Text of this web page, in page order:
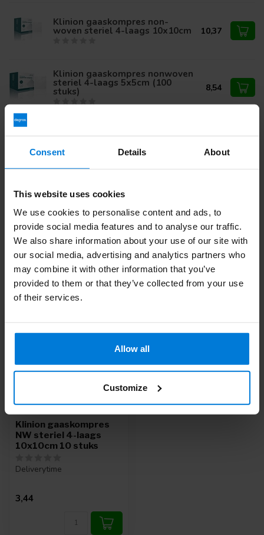
Consent Details About
This website uses cookies
We use cookies to personalise content and ads, to
provide social media features and to analyse our traffic.
We also share information about your use of our site with
our social media, advertising and analytics partners who
may combine it with other information that you’ve
provided to them or that they’ve collected from your use
of their services.
Allow all
Customize
Klinion gaaskompres non-
woven steriel 4-laags 10x10cm 10,37
Klinion gaaskompres nonwoven
steriel 4-laags 5x5cm (100
stuks) 8,54
Klinion gaaskompres HG steriel
Of heb je hulp nodig bij je bestelling? Neem contact op via
mail met onze Klantenserviceof bel+31 (0)30 203 59 02
Recent bekeken
Klinion gaaskompres
NW steriel 4-laags
10x10cm 10 stuks
Deliverytime
3,44